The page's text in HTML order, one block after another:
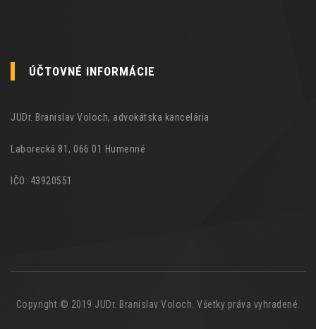
ÚČTOVNÉ INFORMÁCIE
JUDr. Branislav Voloch, advokátska kancelária
Laborecká 81, 066 01 Humenné
IČO: 43920551
Copyright © 2019 JUDr. Branislav Voloch. Všetky práva vyhradené.